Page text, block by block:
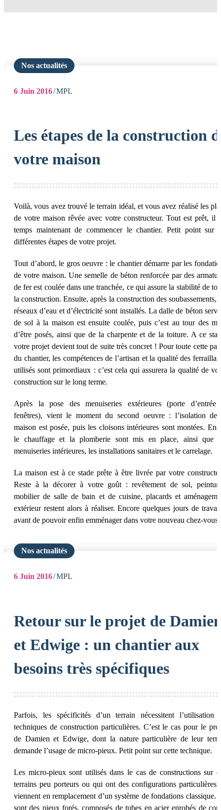
Nos actualités
6 Juin 2016 MPL
Les étapes de la construction
votre maison
Voilà, vous avez trouvé le terrain idéal, et vous avez réalisé les
de votre maison rêvée avec votre constructeur. Tout est prêt, il
temps maintenant de commencer le chantier. Petit point sur
différentes étapes de votre projet.
Tout d’abord, le gros oeuvre : le chantier démarre par les
de votre maison. Une semelle de béton renforcée par des
de fer est coulée dans une tranchée, ce qui assure la stabilité de
la construction. Ensuite, après la construction des soubassements,
réseaux d’eau et d’électricité sont installés. La dalle de béton
de sol à la maison est ensuite coulée, puis c’est au tour des
d’être posés, ainsi que de la charpente et de la toiture. A ce
votre projet devient tout de suite très concret ! Pour toute cette
du chantier, les compétences de l’artisan et la qualité des
utilisés sont primordiaux : c’est cela qui assurera la qualité de
construction sur le long terme.
Après la pose des menuiseries extérieures (porte d’entrée
fenêtres), vient le moment du second oeuvre : l’isolation de
maison est posée, puis les cloisons intérieures sont montées.
le chauffage et la plomberie sont mis en place, ainsi que
menuiseries intérieures, les installations sanitaires et le carrelage.
La maison est à ce stade prête à être livrée par votre
Reste à la décorer à votre goût : revêtement de sol,
mobilier de salle de bain et de cuisine, placards et
extérieur restent alors à réaliser. Encore quelques jours de
avant de pouvoir enfin emménager dans votre nouveau chez-vous
Nos actualités
6 Juin 2016 MPL
Retour sur le projet de
et Edwige : un chantier aux
besoins très spécifiques
Parfois, les spécificités d’un terrain nécessitent l’utilisation
techniques de construction particulières. C’est le cas pour le
de Damien et Edwige, dont la nature particulière de leur
demande l’usage de micro-pieux. Petit point sur cette technique.
Les micro-pieux sont utilisés dans le cas de constructions sur
terrains peu porteurs ou qui ont des configurations particulières,
viennent en remplacement d’un système de fondations classique.
sont des pieux forés, composés de tubes en acier enrobés de